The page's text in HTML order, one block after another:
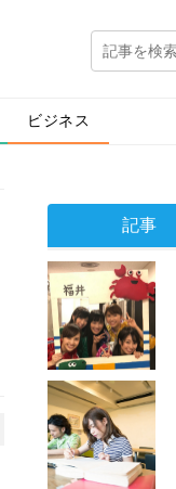
ビジネス
記事